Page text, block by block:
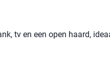
tv en een open haard,